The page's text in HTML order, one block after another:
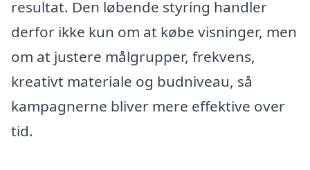
resultat. Den løbende styring handler
derfor ikke kun om at købe visninger, men
om at justere målgrupper, frekvens,
kreativt materiale og budniveau, så
kampagnerne bliver mere effektive over
tid.